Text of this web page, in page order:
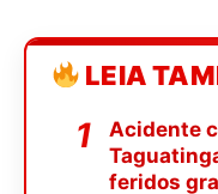
LEIA
Acidente
feridos